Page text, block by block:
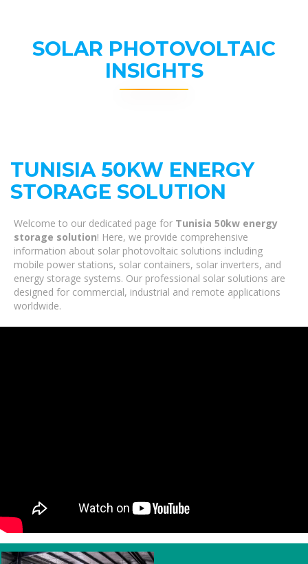
SOLAR PHOTOVOLTAIC
INSIGHTS
TUNISIA 50KW ENERGY
STORAGE SOLUTION
Welcome to our dedicated page for Tunisia 50kw energy
storage solution! Here, we provide comprehensive
information about solar photovoltaic solutions including
mobile power stations, solar containers, solar inverters, and
energy storage systems. Our professional solar solutions are
designed for commercial, industrial and remote applications
worldwide.